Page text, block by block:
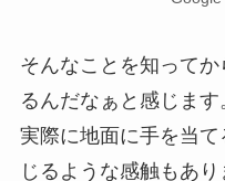
そんなことを知って
るんだなぁと感じます
実際に地面に手を当
じるような感触もあり